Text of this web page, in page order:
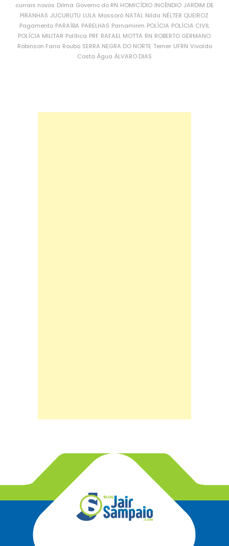
currais novos Dilma Governo do RN HOMICÍDIO INCÊNDIO JARDIM DE
PIRANHAS JUCURUTU LULA Mossoró NATAL Nilda NÉLTER QUEIROZ
Pagamento PARAÍBA PARELHAS Parnamirim POLÍCIA POLÍCIA CIVIL
POLÍCIA MILITAR Política PRF RAFAEL MOTTA RN ROBERTO GERMANO
Robinson Faria Roubo SERRA NEGRA DO NORTE Temer UFRN Vivaldo
Costa Água ÁLVARO DIAS